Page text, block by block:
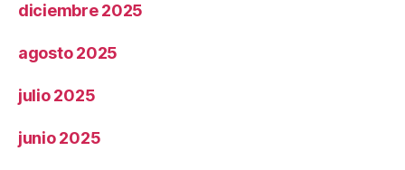
diciembre 2025
agosto 2025
julio 2025
junio 2025